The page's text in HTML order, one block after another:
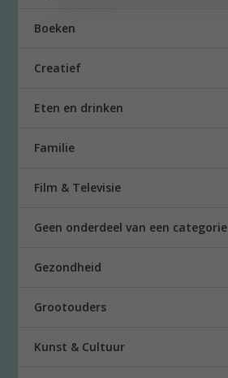
Boeken
Creatief
Eten en drinken
Familie
Film & Televisie
Geen onderdeel van een categorie
Gezondheid
Grootouders
Kunst & Cultuur